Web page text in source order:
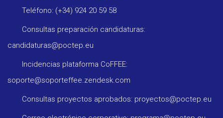
Teléfono: (+34) 924 20 59 58
Consultas preparación candidaturas:
candidaturas@poctep.eu
Incidencias plataforma CoFFEE:
soporte@soporteffee.zendesk.com
Consultas proyectos aprobados: proyectos@poctep.eu